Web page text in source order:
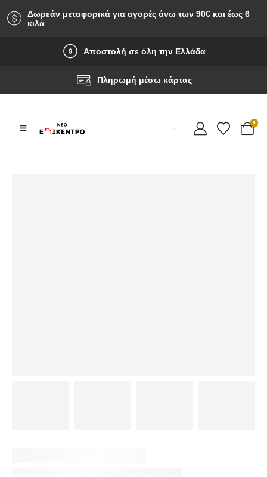
Δωρεάν μεταφορικά για αγορές άνω των 90‎€ και έως 6
κιλά
Αποστολή σε όλη την Ελλάδα
Πληρωμή μέσω κάρτας
0